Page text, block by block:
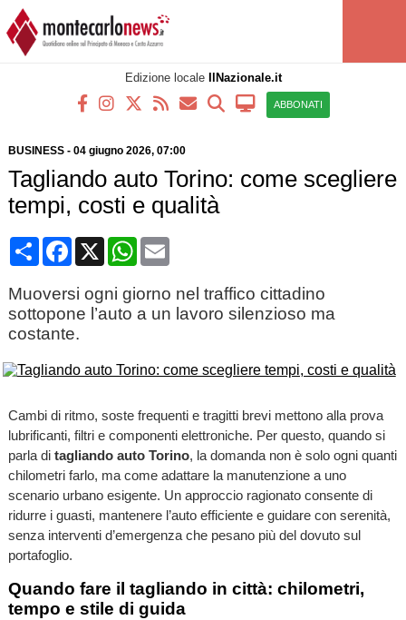
Edizione locale IlNazionale.it
ABBONATI
BUSINESS- 04 giugno 2026, 07:00
Tagliando auto Torino: come scegliere
tempi, costi e qualità
CondividiFacebook
X WhatsApp
Email
Muoversi ogni giorno nel traffico cittadino
sottopone l’auto a un lavoro silenzioso ma
costante.
Cambi di ritmo, soste frequenti e tragitti brevi mettono alla prova
lubrificanti, filtri e componenti elettroniche. Per questo, quando si
parla di tagliando auto Torino, la domanda non è solo ogni quanti
chilometri farlo, ma come adattare la manutenzione a uno
scenario urbano esigente. Un approccio ragionato consente di
ridurre i guasti, mantenere l’auto efficiente e guidare con serenità,
senza interventi d’emergenza che pesano più del dovuto sul
portafoglio.
Quando fare il tagliando in città: chilometri,
tempo e stile di guida